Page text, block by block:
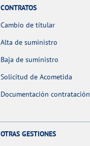
CONTRATOS
Cambio de titular
Alta de suministro
Baja de suministro
Solicitud de Acometida
Documentación contratación
OTRAS GESTIONES